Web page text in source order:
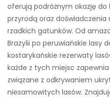
oferują podróżnym okazję do
przyrodą oraz doświadczenia
rzadkich gatunków. Od
Brazylii po peruwiańskie lasy
kostarykańskie rezerwaty
każde z tych miejsc
związane z odkrywaniem
niesamowitych lasów.